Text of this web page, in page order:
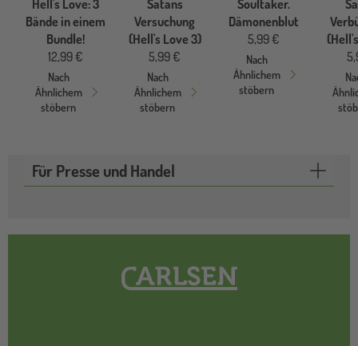
Hell's Love: 3
Bände in einem
Bundle!
12,99 €
Nach
Ähnlichem
stöbern
Satans
Versuchung
(Hell's Love 3)
5,99 €
Nach
Ähnlichem
stöbern
Soultaker.
Dämonenblut
5,99 €
Nach
Ähnlichem
stöbern
Für Presse und Handel